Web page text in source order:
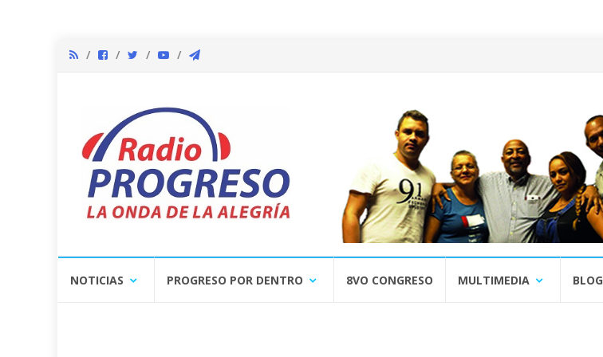
NOTICIAS PROGRESO POR DENTRO 8VO CONGRESO MULTIMEDIA BLOG